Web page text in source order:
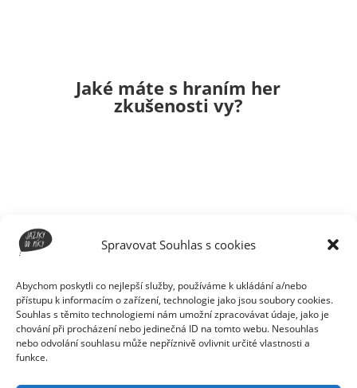
Spravovat Souhlas s cookies
Abychom poskytli co nejlepší služby, používáme k ukládání a/nebo
přístupu k informacím o zařízení, technologie jako jsou soubory cookies.
Souhlas s těmito technologiemi nám umožní zpracovávat údaje, jako je
chování při procházení nebo jedinečná ID na tomto webu. Nesouhlas
nebo odvolání souhlasu může nepříznivě ovlivnit určité vlastnosti a
funkce.
Jaké máte s hraním her
zkušenosti vy?
Zdeněk na 13. 5. 2021 v 15:18
Hry nehraju, protože mi to přijde jako ztráta
času. Ale možná to občas zkusím, když mi to
alespoň trochu pomůže s angličtinou.